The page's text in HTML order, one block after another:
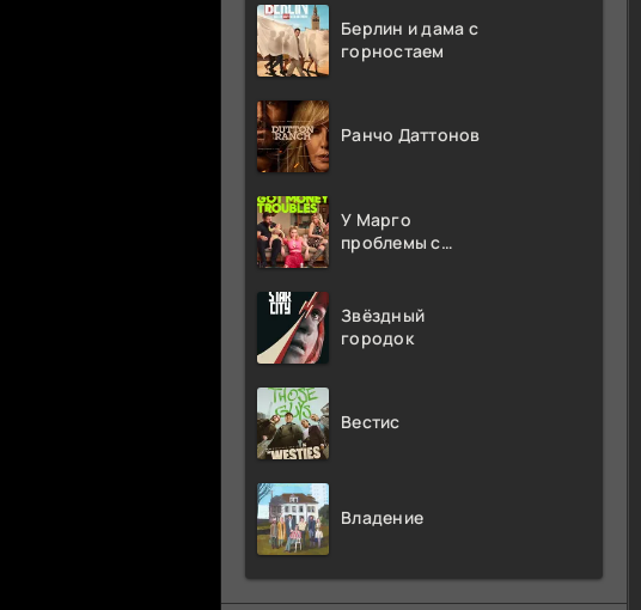
Берлин и дама с
горностаем
Ранчо Даттонов
У Марго
проблемы с
Звёздный
городок
Вестис
Владение